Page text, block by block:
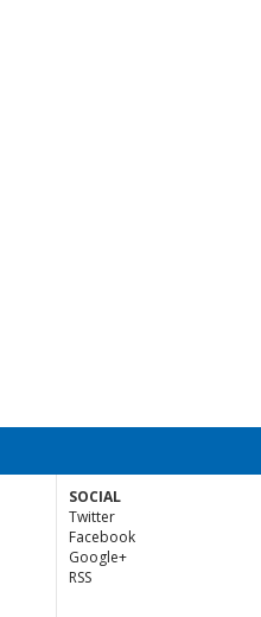
SOCIAL
Twitter
Facebook
Google+
RSS